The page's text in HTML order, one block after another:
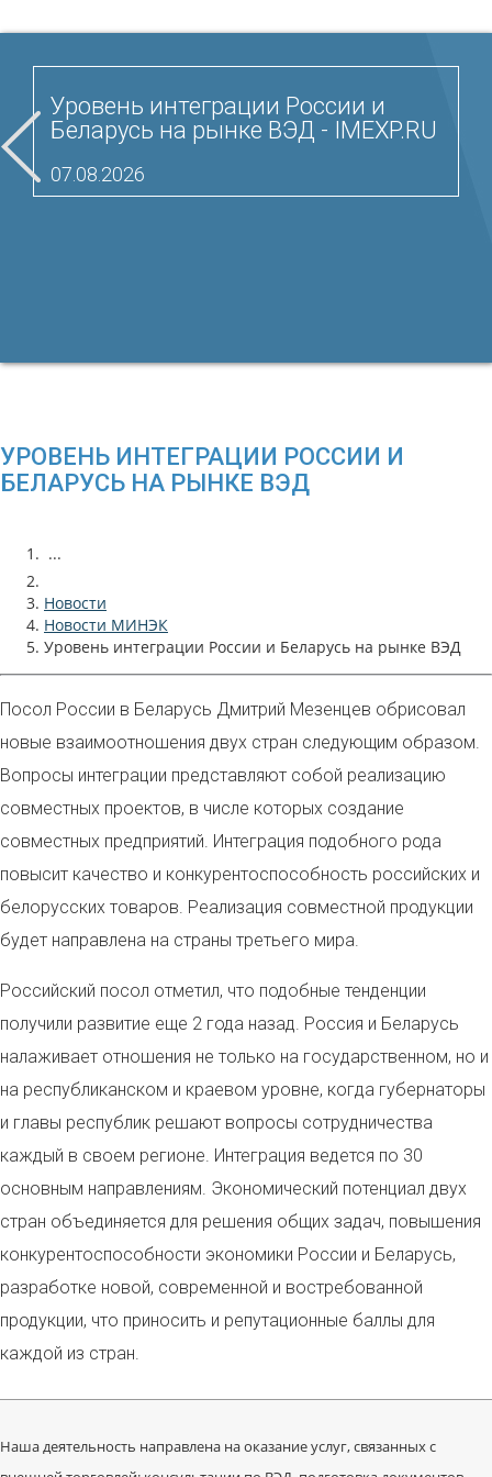
Уровень интеграции России и
Беларусь на рынке ВЭД - IMEXP.RU
07.08.2026
УРОВЕНЬ ИНТЕГРАЦИИ РОССИИ И
БЕЛАРУСЬ НА РЫНКЕ ВЭД
...
Новости
Новости МИНЭК
Уровень интеграции России и Беларусь на рынке ВЭД
Посол России в Беларусь Дмитрий Мезенцев обрисовал
новые взаимоотношения двух стран следующим образом.
Вопросы интеграции представляют собой реализацию
совместных проектов, в числе которых создание
совместных предприятий. Интеграция подобного рода
повысит качество и конкурентоспособность российских и
белорусских товаров. Реализация совместной продукции
будет направлена на страны третьего мира.
Российский посол отметил, что подобные тенденции
получили развитие еще 2 года назад. Россия и Беларусь
налаживает отношения не только на государственном, но и
на республиканском и краевом уровне, когда губернаторы
и главы республик решают вопросы сотрудничества
каждый в своем регионе. Интеграция ведется по 30
основным направлениям. Экономический потенциал двух
стран объединяется для решения общих задач, повышения
конкурентоспособности экономики России и Беларусь,
разработке новой, современной и востребованной
продукции, что приносить и репутационные баллы для
каждой из стран.
Наша деятельность направлена на оказание услуг, связанных с